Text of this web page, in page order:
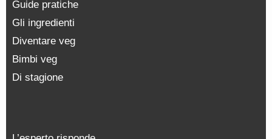
Guide pratiche
Gli ingredienti
Diventare veg
Bimbi veg
Di stagione